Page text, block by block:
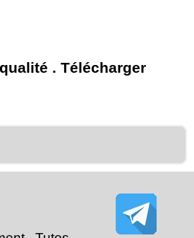
. Télécharger